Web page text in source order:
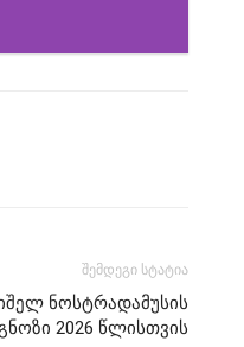
შემდეგი სტატია
ნოსტრადამუსის
2026 წლისთვის